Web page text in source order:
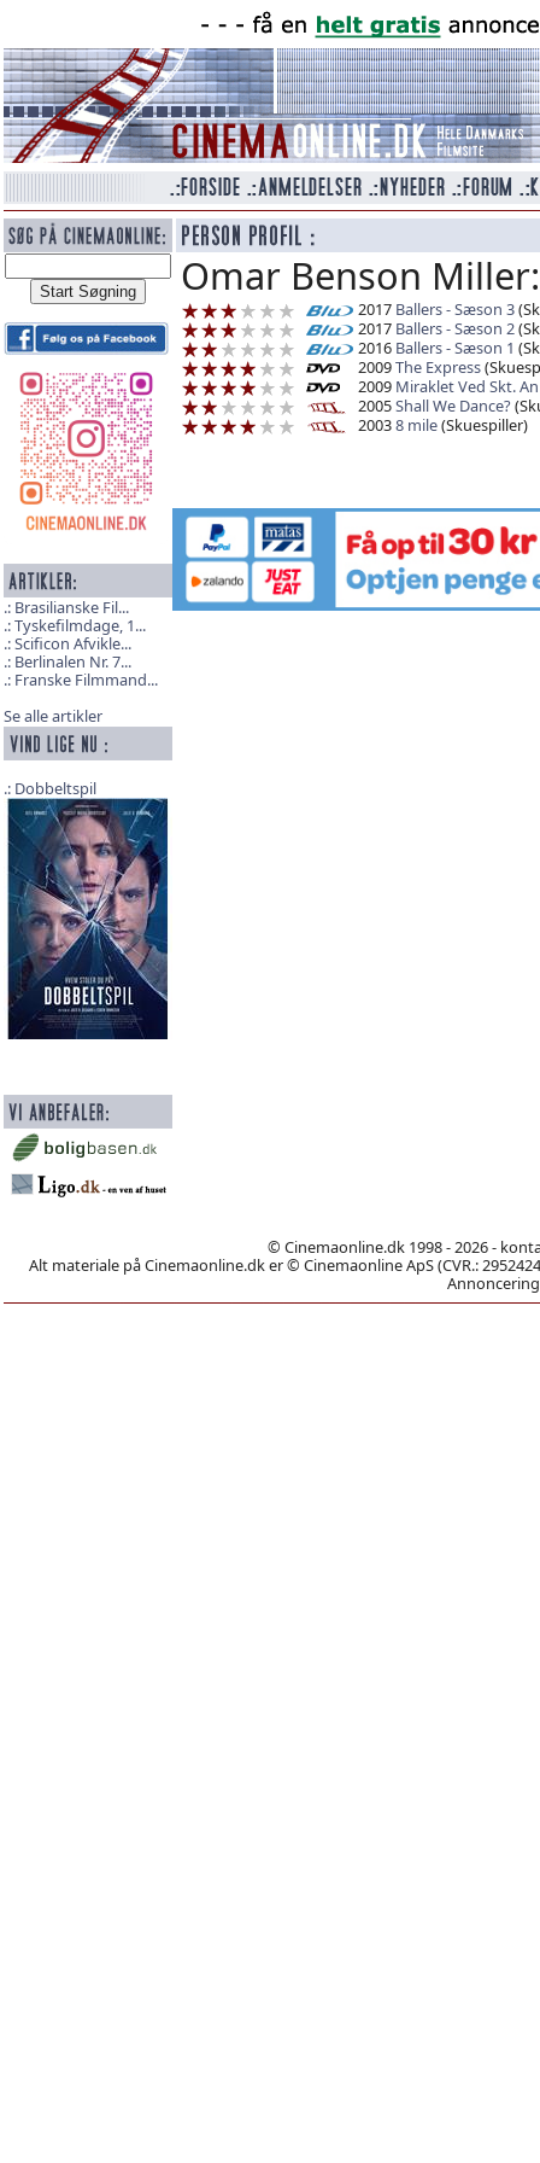
Brasilianske Fil...
Tyskefilmdage, 1...
Scificon Afvikle...
Berlinalen Nr. 7...
Franske Filmmand...
Se alle artikler
Dobbeltspil
Omar Benson Miller:
2017 Ballers - Sæson 3
2017 Ballers - Sæson 2
2016 Ballers - Sæson 1
2009The Express
2009 Miraklet Ved Skt.
2005Shall We Dance?
20038 mile(Skuespiller)
© Cinemaonline.dk 1998 - 2026 -
Alt materiale på Cinemaonline.dk er © Cinemaonline ApS (CVR.: